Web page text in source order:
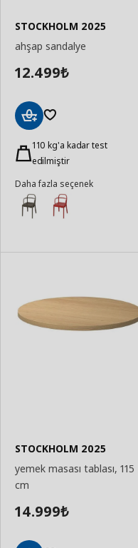
STOCKHOLM 2025
ahşap sandalye
12.499₺
Ekle 110 kg'a kadar test
edilmiştir
Daha fazla seçenek
STOCKHOLM 2025
yemek masası tablası, 115
cm
14.999₺